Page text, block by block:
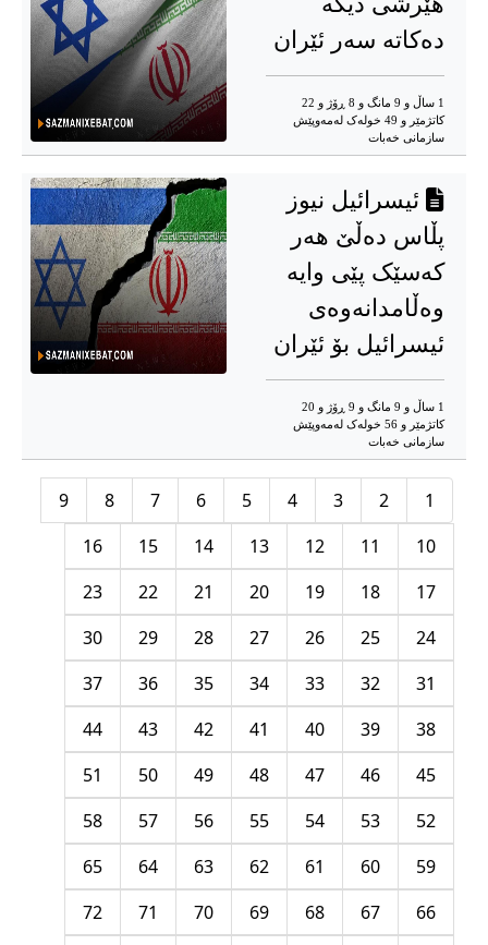
دەکاتە سەر ئێران
1 ساڵ و 9 مانگ و 8 ڕۆژ و 22
کاتژمێر و 49 خوله‌ک له‌مه‌وپێش‌
سازمانی خەبات
ئیسرائیل نیوز
پڵاس دەڵێ هەر
کەسێک پێی وایە
وەڵامدانەوەی
ئیسرائیل بۆ ئێران
1 ساڵ و 9 مانگ و 9 ڕۆژ و 20
کاتژمێر و 56 خوله‌ک له‌مه‌وپێش‌
سازمانی خەبات
1
2
3
4
5
6
7
8
9
10
11
12
13
14
15
16
17
18
19
20
21
22
23
24
25
26
27
28
29
30
31
32
33
34
35
36
37
38
39
40
41
42
43
44
45
46
47
48
49
50
51
52
53
54
55
56
57
58
59
60
61
62
63
64
65
66
67
68
69
70
71
72